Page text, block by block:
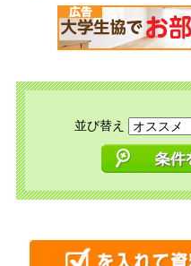
並び替え